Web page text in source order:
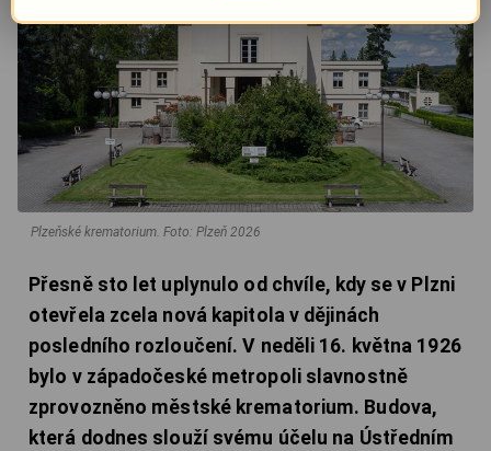
Plzeňské krematorium. Foto: Plzeň 2026
Přesně sto let uplynulo od chvíle, kdy se v Plzni
otevřela zcela nová kapitola v dějinách
posledního rozloučení. V neděli 16. května 1926
bylo v západočeské metropoli slavnostně
zprovozněno městské krematorium. Budova,
která dodnes slouží svému účelu na Ústředním